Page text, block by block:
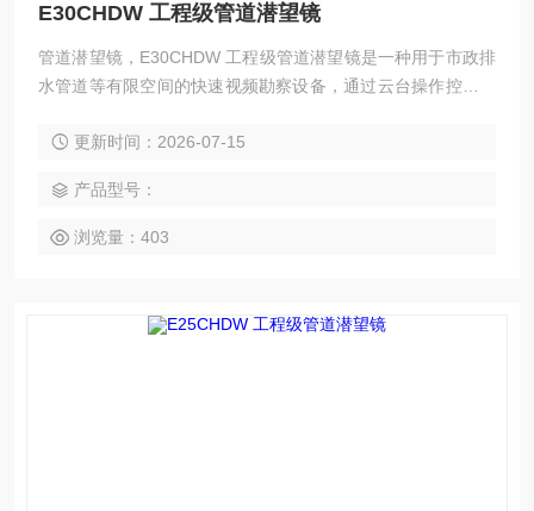
E30CHDW 工程级管道潜望镜
管道潜望镜，E30CHDW 工程级管道潜望镜是一种用于市政排
水管道等有限空间的快速视频勘察设备，通过云台操作控制机
操作方便，功能*，具有高清成像、远距离观测、激光测距等功
更新时间：2026-07-15
产品型号：
浏览量：403